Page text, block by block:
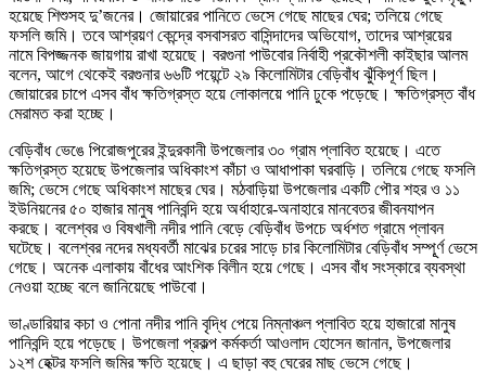
হয়েছে শিশুসহ দু’জনের। জোয়ারের পানিতে ভেসে গেছে মাছের ঘের; তলিয়ে গেছে
ফসলি জমি। তবে আশ্রয়ণ কেন্দ্রে বসবাসরত বাসিন্দাদের অভিযোগ, তাদের আশ্রয়ের
নামে বিপজ্জনক জায়গায় রাখা হয়েছে। বরগুনা পাউবোর নির্বাহী প্রকৌশলী কাইছার আলম
বলেন, আগে থেকেই বরগুনার ৬৬টি পয়েন্টে ২৯ কিলোমিটার বেড়িবাঁধ ঝুঁকিপূর্ণ ছিল।
জোয়ারের চাপে এসব বাঁধ ক্ষতিগ্রস্ত হয়ে লোকালয়ে পানি ঢুকে পড়েছে। ক্ষতিগ্রস্ত বাঁধ
মেরামত করা হচ্ছে।
বেড়িবাঁধ ভেঙে পিরোজপুরের ইন্দুরকানী উপজেলার ৩০ গ্রাম প্লাবিত হয়েছে। এতে
ক্ষতিগ্রস্ত হয়েছে উপজেলার অধিকাংশ কাঁচা ও আধাপাকা ঘরবাড়ি। তলিয়ে গেছে ফসলি
জমি; ভেসে গেছে অধিকাংশ মাছের ঘের। মঠবাড়িয়া উপজেলার একটি পৌর শহর ও ১১
ইউনিয়নের ৫০ হাজার মানুষ পানিবন্দি হয়ে অর্ধাহারে-অনাহারে মানবেতর জীবনযাপন
করছে। বলেশ্বর ও বিষখালী নদীর পানি বেড়ে বেড়িবাঁধ উপচে অর্ধশত গ্রামে প্লাবন
ঘটেছে। বলেশ্বর নদের মধ্যবর্তী মাঝের চরের সাড়ে চার কিলোমিটার বেড়িবাঁধ সম্পূূর্ণ ভেসে
গেছে। অনেক এলাকায় বাঁধের আংশিক বিলীন হয়ে গেছে। এসব বাঁধ সংস্কারে ব্যবস্থা
নেওয়া হচ্ছে বলে জানিয়েছে পাউবো।
ভাণ্ডারিয়ার কচা ও পোনা নদীর পানি বৃদ্ধি পেয়ে নিম্নাঞ্চল প্লাবিত হয়ে হাজারো মানুষ
পানিবন্দি হয়ে পড়েছে। উপজেলা প্রকল্প কর্মকর্তা আওলাদ হোসেন জানান, উপজেলার
১২শ হেক্টর ফসলি জমির ক্ষতি হয়েছে। এ ছাড়া বহু ঘেরের মাছ ভেসে গেছে।